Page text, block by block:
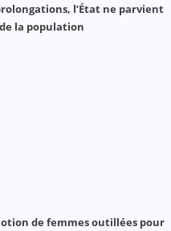
l’État ne parvient
la population
de femmes outillées pour